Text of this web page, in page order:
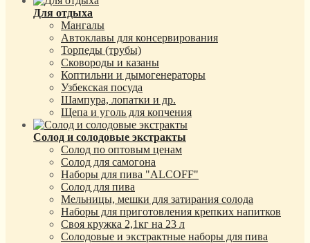
Для отдыха
Мангалы
Автоклавы для консервирования
Торпеды (трубы)
Сковороды и казаны
Коптильни и дымогенераторы
Узбекская посуда
Шампура, лопатки и др.
Щепа и уголь для копчения
Солод и солодовые экстракты
Солод по оптовым ценам
Солод для самогона
Наборы для пива "ALCOFF"
Солод для пива
Мельницы, мешки для затирания солода
Наборы для приготовления крепких напитков
Своя кружка 2,1кг на 23 л
Солодовые и экстрактные наборы для пива